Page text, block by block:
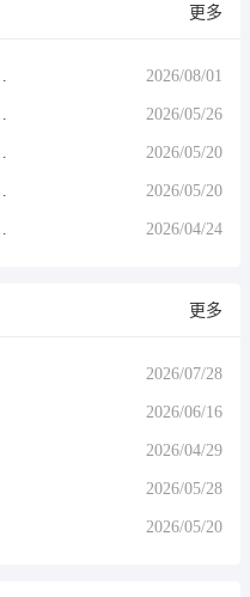
更多
2026/08/01
2026/05/26
2026/05/20
2026/05/20
2026/04/24
更多
2026/07/28
2026/06/16
2026/04/29
2026/05/28
2026/05/20